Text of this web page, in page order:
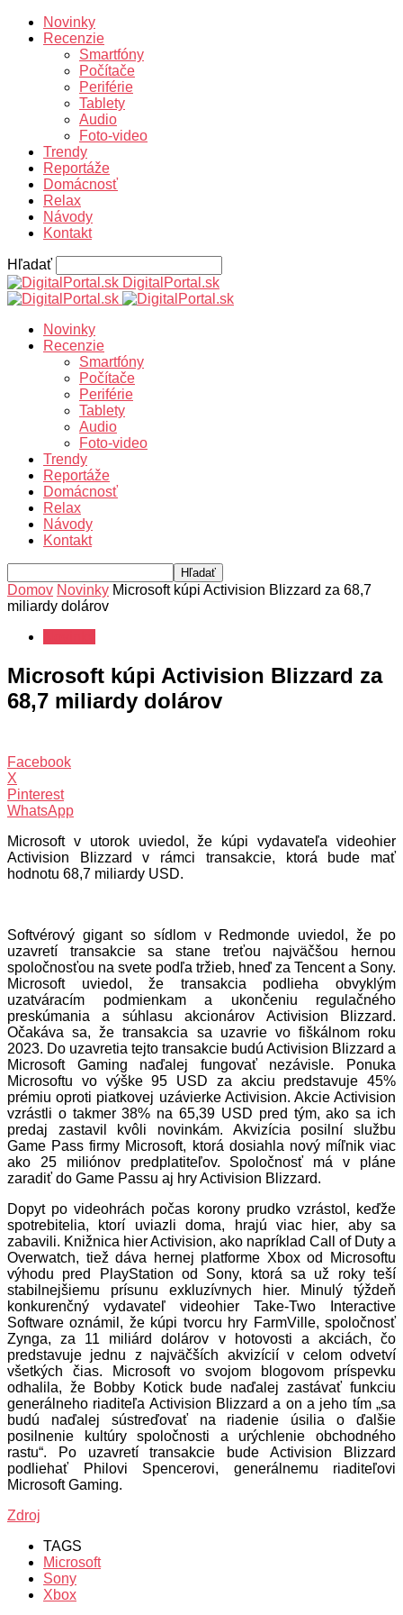
Novinky
Recenzie
Smartfóny
Počítače
Periférie
Tablety
Audio
Foto-video
Trendy
Reportáže
Domácnosť
Relax
Návody
Kontakt
Hľadať
DigitalPortal.sk
Novinky
Recenzie
Smartfóny
Počítače
Periférie
Tablety
Audio
Foto-video
Trendy
Reportáže
Domácnosť
Relax
Návody
Kontakt
Domov Novinky Microsoft kúpi Activision Blizzard za 68,7
miliardy dolárov
Microsoft kúpi Activision Blizzard za
68,7 miliardy dolárov
Facebook
X
Pinterest
WhatsApp
Microsoft v utorok uviedol, že kúpi vydavateľa videohier
Activision Blizzard v rámci transakcie, ktorá bude mať
hodnotu 68,7 miliardy USD.
Softvérový gigant so sídlom v Redmonde uviedol, že po
uzavretí transakcie sa stane treťou najväčšou hernou
spoločnosťou na svete podľa tržieb, hneď za Tencent a Sony.
Microsoft uviedol, že transakcia podlieha obvyklým
uzatváracím podmienkam a ukončeniu regulačného
preskúmania a súhlasu akcionárov Activision Blizzard.
Očakáva sa, že transakcia sa uzavrie vo fiškálnom roku
2023. Do uzavretia tejto transakcie budú Activision Blizzard a
Microsoft Gaming naďalej fungovať nezávisle. Ponuka
Microsoftu vo výške 95 USD za akciu predstavuje 45%
prémiu oproti piatkovej uzávierke Activision. Akcie Activision
vzrástli o takmer 38% na 65,39 USD pred tým, ako sa ich
predaj zastavil kvôli novinkám. Akvizícia posilní službu
Game Pass firmy Microsoft, ktorá dosiahla nový míľnik viac
ako 25 miliónov predplatiteľov. Spoločnosť má v pláne
zaradiť do Game Passu aj hry Activision Blizzard.
Dopyt po videohrách počas korony prudko vzrástol, keďže
spotrebitelia, ktorí uviazli doma, hrajú viac hier, aby sa
zabavili. Knižnica hier Activision, ako napríklad Call of Duty a
Overwatch, tiež dáva hernej platforme Xbox od Microsoftu
výhodu pred PlayStation od Sony, ktorá sa už roky teší
stabilnejšiemu prísunu exkluzívnych hier. Minulý týždeň
konkurenčný vydavateľ videohier Take-Two Interactive
Software oznámil, že kúpi tvorcu hry FarmVille, spoločnosť
Zynga, za 11 miliárd dolárov v hotovosti a akciách, čo
predstavuje jednu z najväčších akvizícií v celom odvetví
všetkých čias. Microsoft vo svojom blogovom príspevku
odhalila, že Bobby Kotick bude naďalej zastávať funkciu
generálneho riaditeľa Activision Blizzard a on a jeho tím „sa
budú naďalej sústreďovať na riadenie úsilia o ďalšie
posilnenie kultúry spoločnosti a urýchlenie obchodného
rastu“. Po uzavretí transakcie bude Activision Blizzard
podliehať Philovi Spencerovi, generálnemu riaditeľovi
Microsoft Gaming.
Zdroj
TAGS
Microsoft
Sony
Xbox